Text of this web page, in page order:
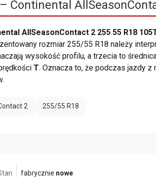
– Continental
AllSeasonContact 2 255 55 R18
rozmiar 255/55 R18 należy
wysokość profilu, a trzecia to
T. Oznacza to, że podczas jazdy
2 255/55 R18
fabrycznie nowe